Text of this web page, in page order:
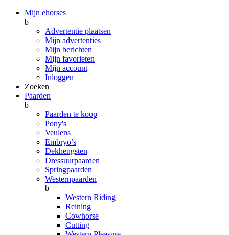
Mijn ehorses
b
Advertentie plaatsen
Mijn advertenties
Mijn berichten
Mijn favorieten
Mijn account
Inloggen
Zoeken
Paarden
b
Paarden te koop
Pony's
Veulens
Embryo’s
Dekhengsten
Dressuurpaarden
Springpaarden
Westernpaarden
b
Western Riding
Reining
Cowhorse
Cutting